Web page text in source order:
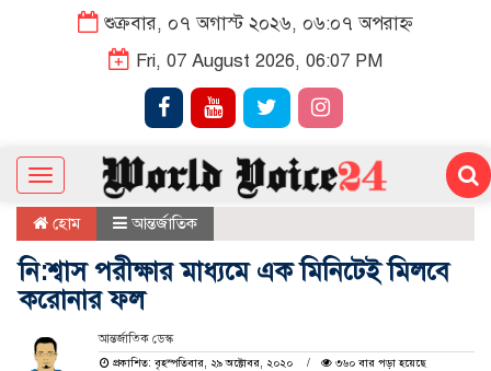
শুক্রবার, ০৭ অগাস্ট ২০২৬, ০৬:০৭ অপরাহ্ন
Fri, 07 August 2026, 06:07 PM
Toggle
navigation
হোম আন্তর্জাতিক
নি:শ্বাস পরীক্ষার মাধ্যমে এক মিনিটেই মিলবে
করোনার ফল
আন্তর্জাতিক ডেস্ক
প্রকাশিত: বৃহস্পতিবার, ২৯ অক্টোবর, ২০২০
৩৬০ বার পড়া হয়েছে